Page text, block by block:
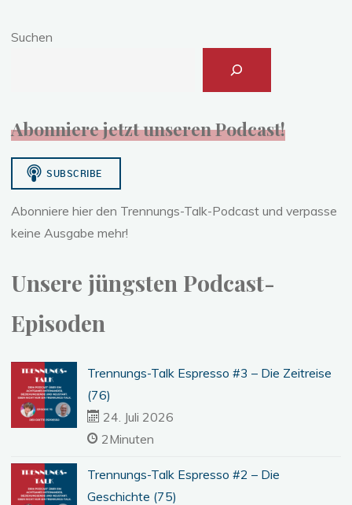
Suchen
Abonniere jetzt unseren Podcast!
Abonniere hier den Trennungs-Talk-Podcast und verpasse
keine Ausgabe mehr!
Unsere jüngsten Podcast-
Episoden
Trennungs-Talk Espresso #3 – Die Zeitreise
(76)
24. Juli 2026
2Minuten
Trennungs-Talk Espresso #2 – Die
Geschichte (75)